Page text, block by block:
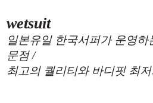
wetsuit
일본유일 한국서퍼가 운영
문점 /
최고의 퀄리티와 바디핏 최